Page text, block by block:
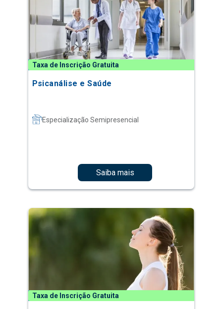
Taxa de Inscrição Gratuita
Psicanálise e Saúde
Especialização Semipresencial
Saiba mais
Taxa de Inscrição Gratuita